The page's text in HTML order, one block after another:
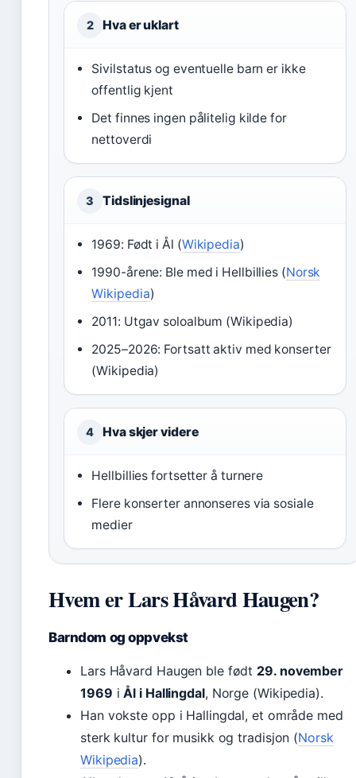
2 Hva er uklart
Sivilstatus og eventuelle barn er ikke
offentlig kjent
Det finnes ingen pålitelig kilde for
nettoverdi
3 Tidslinjesignal
1969: Født i Ål (Wikipedia)
1990-årene: Ble med i Hellbillies (Norsk
Wikipedia)
2011: Utgav soloalbum (Wikipedia)
2025–2026: Fortsatt aktiv med konserter
(Wikipedia)
4 Hva skjer videre
Hellbillies fortsetter å turnere
Flere konserter annonseres via sosiale
medier
Hvem er Lars Håvard Haugen?
Barndom og oppvekst
Lars Håvard Haugen ble født 29. november
1969 iÅl i Hallingdal, Norge (Wikipedia).
Han vokste opp i Hallingdal, et område med
sterk kultur for musikk og tradisjon (Norsk
Wikipedia).